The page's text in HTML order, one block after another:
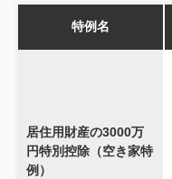
特例名
居住用財産の3000万
円特別控除（空き家特
例）